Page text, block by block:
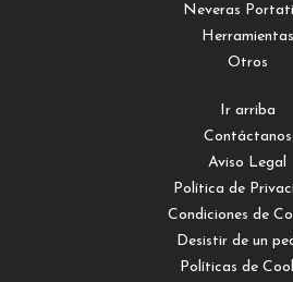
Neveras
Herramientas
Otros
Ir arriba
Contáctanos
Aviso Legal
Política de
Condiciones de
Desistir de un
Políticas de